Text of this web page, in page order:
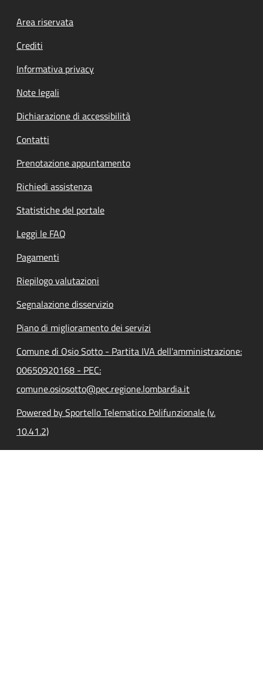
Footer menu
Area riservata
Crediti
Informativa privacy
Note legali
Dichiarazione di accessibilità
Contatti
Prenotazione appuntamento
Richiedi assistenza
Statistiche del portale
Leggi le FAQ
Pagamenti
Riepilogo valutazioni
Segnalazione disservizio
Piano di miglioramento dei servizi
Comune di Osio Sotto - Partita IVA dell'amministrazione:
00650920168 - PEC:
comune.osiosotto@pec.regione.lombardia.it
Powered by Sportello Telematico Polifunzionale (v.
10.41.2)